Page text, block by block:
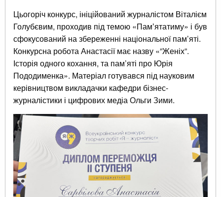
Цьогоріч конкурс, ініційований журналістом Віталієм
Голубєвим, проходив під темою «Памʼятатиму» і був
сфокусований на збереженні національної пам’яті.
Конкурсна робота Анастасії має назву «”Женіх”.
Історія одного кохання, та пам’яті про Юрія
Пододименка». Матеріал готувався під науковим
керівництвом викладачки кафедри бізнес-
журналістики і цифрових медіа Ольги Зими.